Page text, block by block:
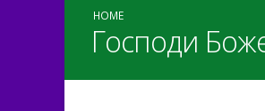
HOME
Господи